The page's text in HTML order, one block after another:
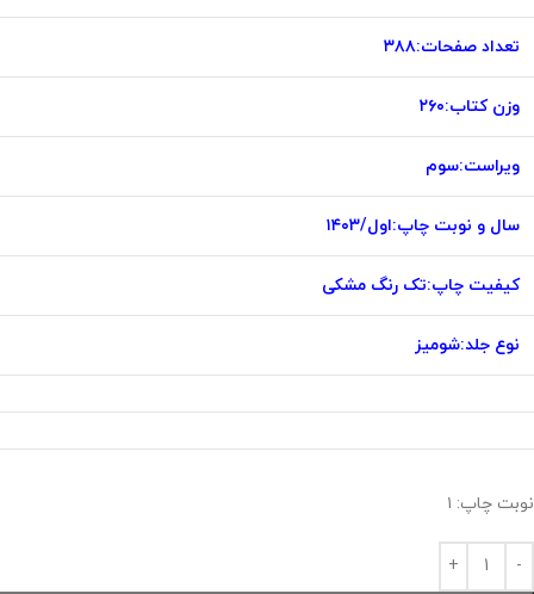
تعداد صفحات:۳۸۸
وزن کتاب:۲۶۰
ویراست:سوم
سال و نوبت چاپ:اول/۱۴۰۳
کیفیت چاپ:تک رنگ مشکی
نوع جلد:شومیز
نوبت چاپ: ۱